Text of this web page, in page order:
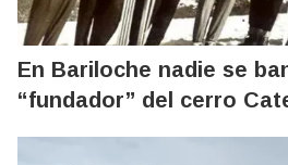
En Bariloche nadie se
“fundador” del cerro